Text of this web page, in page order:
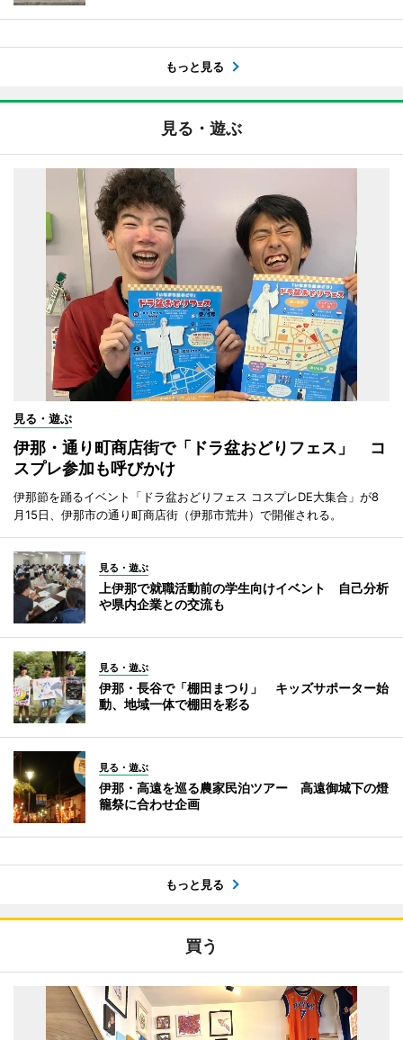
もっと見る
見る・遊ぶ
見る・遊ぶ
伊那・通り町商店街で「ドラ盆おどりフェス」 コ
スプレ参加も呼びかけ
伊那節を踊るイベント「ドラ盆おどりフェス コスプレDE大集合」が8
月15日、伊那市の通り町商店街（伊那市荒井）で開催される。
見る・遊ぶ
上伊那で就職活動前の学生向けイベント 自己分析
や県内企業との交流も
見る・遊ぶ
伊那・長谷で「棚田まつり」 キッズサポーター始
動、地域一体で棚田を彩る
見る・遊ぶ
伊那・高遠を巡る農家民泊ツアー 高遠御城下の燈
籠祭に合わせ企画
もっと見る
買う